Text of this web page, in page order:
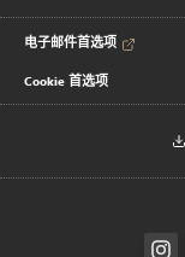
电子邮件首选项
Cookie 首选项